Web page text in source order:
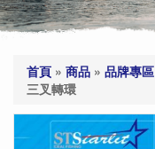
首頁 » 商品 » 品牌專區
三叉轉環